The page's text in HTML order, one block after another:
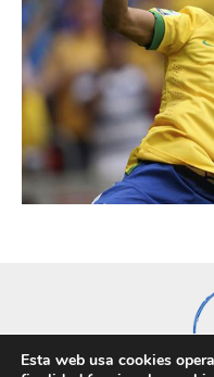
Esta web usa cookies